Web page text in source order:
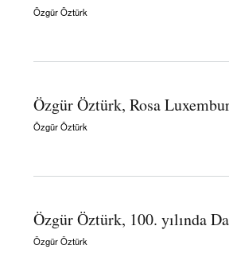
Özgür Öztürk
Özgür Öztürk, Rosa
Özgür Öztürk
Özgür Öztürk, 100. yılında
Özgür Öztürk